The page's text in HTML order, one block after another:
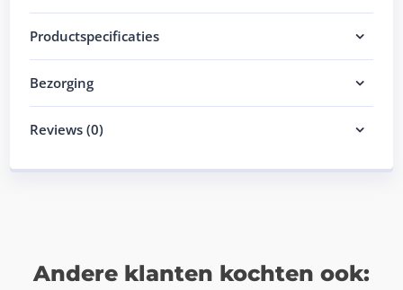
Productspecificaties
Bezorging
Reviews (0)
Andere klanten kochten ook: